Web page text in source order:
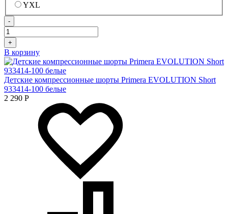
YXL
-
+
В корзину
Детские компрессионные шорты Primera EVOLUTION Short
933414-100 белые
2 290 Р